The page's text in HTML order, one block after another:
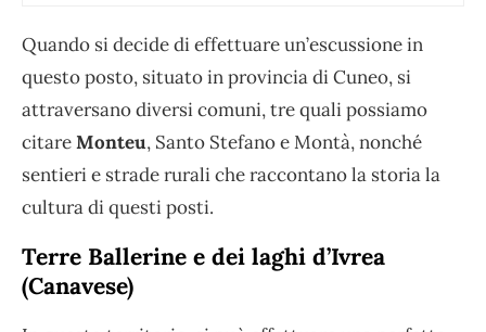
Quando si decide di effettuare un’escussione in
questo posto, situato in provincia di Cuneo, si
attraversano diversi comuni, tre quali possiamo
citareMonteu, Santo Stefano e Montà, nonché
sentieri e strade rurali che raccontano la storia la
cultura di questi posti.
Terre Ballerine e dei laghi d’Ivrea
(Canavese)